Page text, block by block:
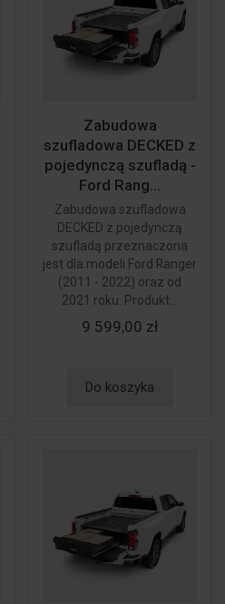
Zabudowa
szufladowa DECKED z
pojedynczą szufladą -
Ford Rang...
Zabudowa szufladowa
DECKED z pojedynczą
szufladą przeznaczona
jest dla modeli Ford Ranger
(2011 - 2022) oraz od
2021 roku. Produkt...
9 599,00 zł
Do koszyka